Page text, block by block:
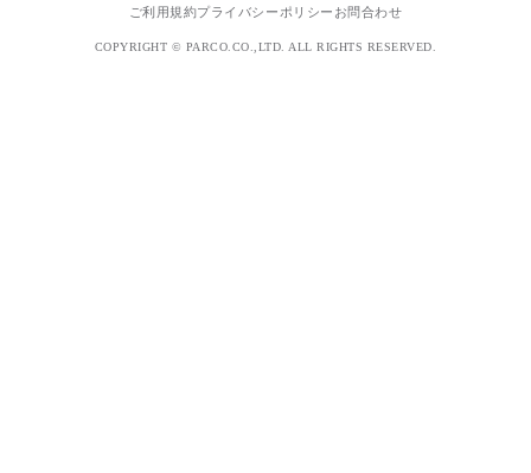
ご利用規約プライバシーポリシー お問合わせ
COPYRIGHT © PARCO.CO.,LTD. ALL RIGHTS RESERVED.